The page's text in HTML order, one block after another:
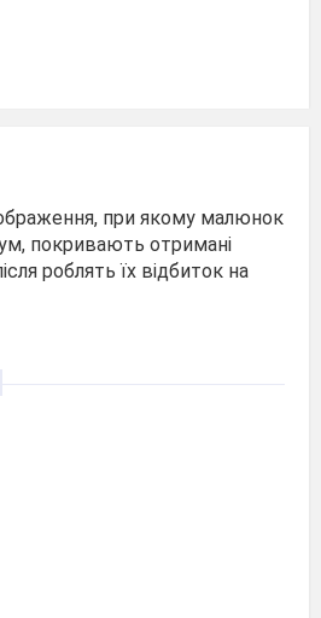
при якому малюнок
покривають отримані
роблять їх відбиток на